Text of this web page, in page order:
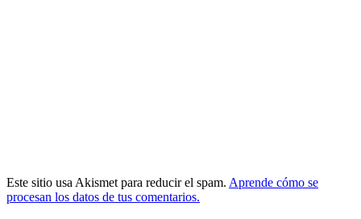
Este sitio usa Akismet para reducir el spam. Aprende cómo se
procesan los datos de tus comentarios.